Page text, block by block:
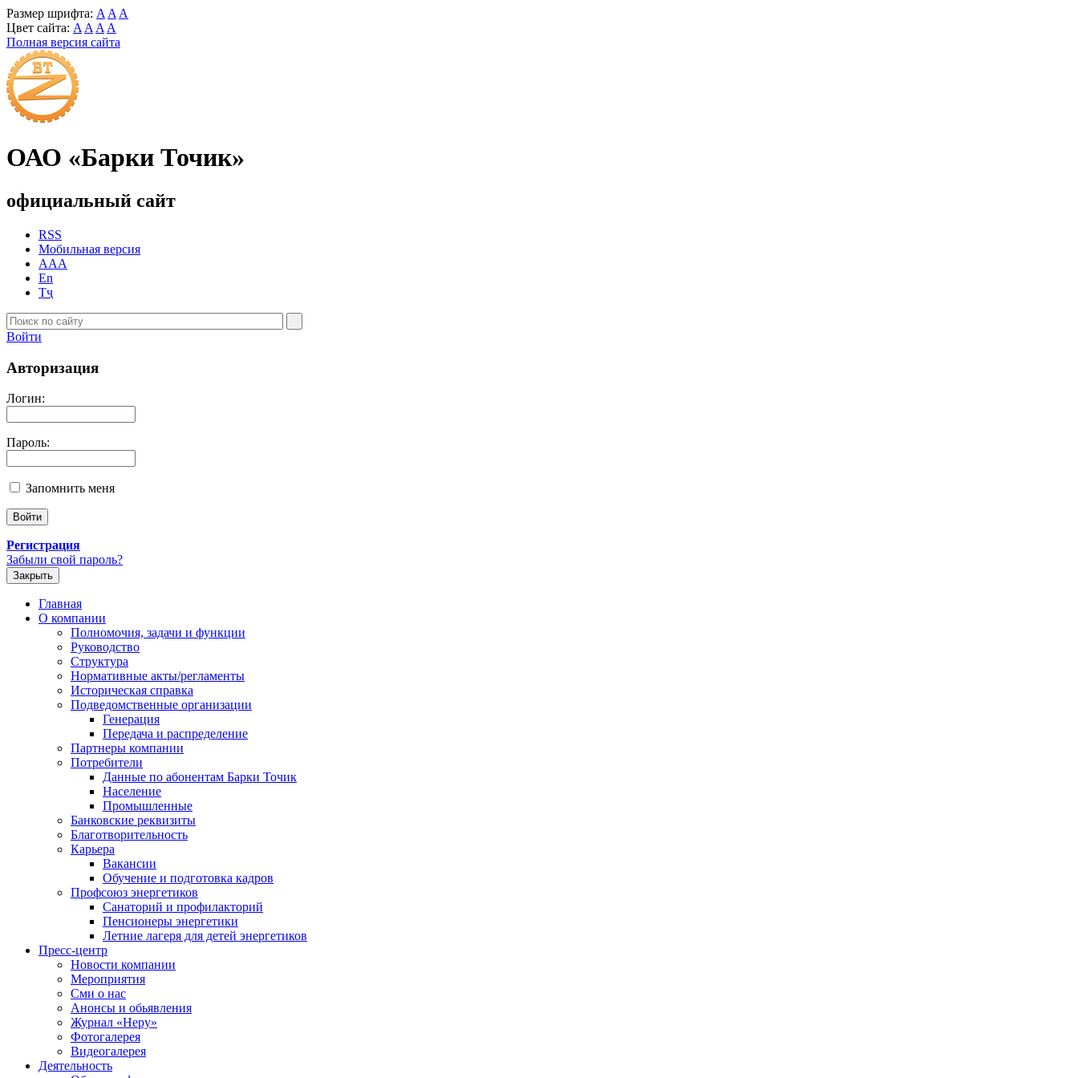
Размер шрифта: A A A
Цвет сайта: A A A A
Полная версия сайта
ОАО «Барки Точик»
официальный сайт
RSS
Мобильная версия
AAA
En
Тҷ
Войти
Авторизация
Логин:
Пароль:
Запомнить меня
Регистрация
Забыли свой пароль?
Закрыть
Главная
О компании
Полномочия, задачи и функции
Руководство
Структура
Нормативные акты/регламенты
Историческая справка
Подведомственные организации
Генерация
Передача и распределение
Партнеры компании
Потребители
Данные по абонентам Барки Точик
Население
Промышленные
Банковские реквизиты
Благотворительность
Карьера
Вакансии
Обучение и подготовка кадров
Профсоюз энергетиков
Санаторий и профилакторий
Пенсионеры энергетики
Летние лагеря для детей энергетиков
Пресс-центр
Новости компании
Мероприятия
Сми о нас
Анонсы и обьявления
Журнал «Неру»
Фотогалерея
Видеогалерея
Деятельность